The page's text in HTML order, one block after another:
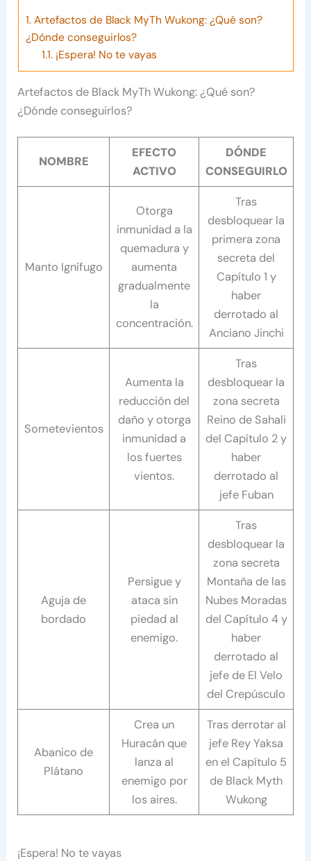
1.Artefactos de Black MyTh Wukong: ¿Qué son?
¿Dónde conseguirlos?
1.1.¡Espera! No te vayas
Artefactos de Black MyTh Wukong: ¿Qué son?
¿Dónde conseguirlos?
NOMBRE
EFECTO
ACTIVO
DÓNDE
CONSEGUIRLO
Manto Ignífugo
Otorga
inmunidad a la
quemadura y
aumenta
gradualmente
la
concentración.
Tras
desbloquear la
primera zona
secreta del
Capítulo 1 y
haber
derrotado al
Anciano Jinchi
Sometevientos
Aumenta la
reducción del
daño y otorga
inmunidad a
los fuertes
vientos.
Tras
desbloquear la
zona secreta
Reino de Sahali
del Capítulo 2 y
haber
derrotado al
jefe Fuban
Aguja de
bordado
Persigue y
ataca sin
piedad al
enemigo.
Tras
desbloquear la
zona secreta
Montaña de las
Nubes Moradas
del Capítulo 4 y
haber
derrotado al
jefe de El Velo
del Crepúsculo
Abanico de
Plátano
Crea un
Huracán que
lanza al
enemigo por
los aires.
Tras derrotar al
jefe Rey Yaksa
en el Capítulo 5
de Black Myth
Wukong
¡Espera! No te vayas